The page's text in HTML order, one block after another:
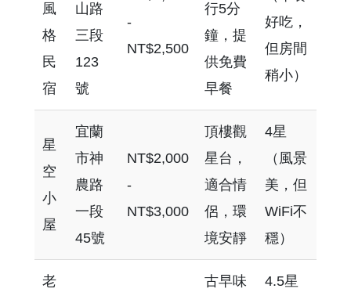
風
格
民
宿
山路
三段
123
號
-
NT$2,500
行5分
鐘，提
供免費
早餐
好吃，
但房間
稍小）
星
空
小
屋
宜蘭
市神
農路
一段
45號
NT$2,000
-
NT$3,000
頂樓觀
星台，
適合情
侶，環
境安靜
4星
（風景
美，但
WiFi不
穩）
老
古早味
4.5星